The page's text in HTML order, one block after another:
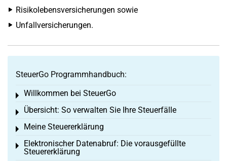
Risikolebensversicherungen sowie
Unfallversicherungen.
SteuerGo Programmhandbuch:
Willkommen bei SteuerGo
Toggle menu
Übersicht: So verwalten Sie Ihre Steuerfälle
Toggle menu
Meine Steuererklärung
Toggle menu
Elektronischer Datenabruf: Die vorausgefüllte
Steuererklärung
Toggle menu